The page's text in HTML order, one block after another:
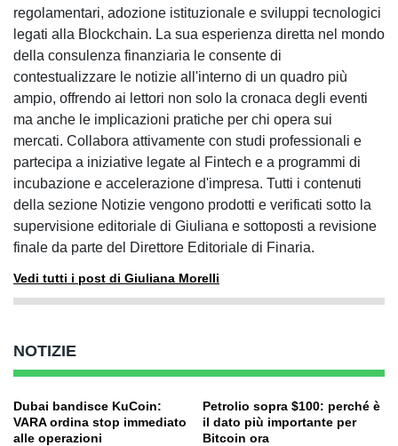
regolamentari, adozione istituzionale e sviluppi tecnologici
legati alla Blockchain. La sua esperienza diretta nel mondo
della consulenza finanziaria le consente di
contestualizzare le notizie all'interno di un quadro più
ampio, offrendo ai lettori non solo la cronaca degli eventi
ma anche le implicazioni pratiche per chi opera sui
mercati. Collabora attivamente con studi professionali e
partecipa a iniziative legate al Fintech e a programmi di
incubazione e accelerazione d'impresa. Tutti i contenuti
della sezione Notizie vengono prodotti e verificati sotto la
supervisione editoriale di Giuliana e sottoposti a revisione
finale da parte del Direttore Editoriale di Finaria.
Vedi tutti i post di Giuliana Morelli
NOTIZIE
Dubai bandisce KuCoin:
VARA ordina stop immediato
alle operazioni
Petrolio sopra $100: perché è
il dato più importante per
Bitcoin ora